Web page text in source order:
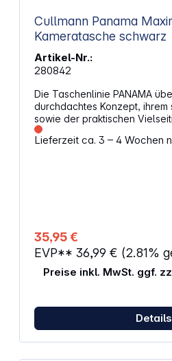
der Deckelinnenseite Eine Netztasche im
Hauptinnenfach
Cullmann Panama
Kameratasche schwarz
Artikel-Nr.:
280842
Die Taschenlinie PANAMA
durchdachtes Konzept, ihrem
sowie der praktischen
Qualität. Alle Modelle
Tragegriff, eine sichere
und Videografen eine
Die PANAMA Maxima 120
für eine mittlere DSLR-
wie z. B. Speicherkarten,
Stabile und leicht
hervorragenden Schutz für
Kameraausrüstung.Features: Stabiler, gepolsterter
Handgriff Flexible Inneneinteilung Robuste, starke
Polsterung Zusätzlicher Verschluss-Clip für
Lieferzeit ca. 3 – 4 Wochen
35,95 €
EVP** 36,99 € (2.81%
Preise inkl. MwSt. ggf.
Details